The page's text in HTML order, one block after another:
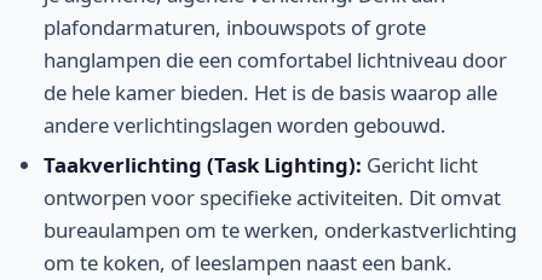
plafondarmaturen, inbouwspots of grote
hanglampen die een comfortabel lichtniveau door
de hele kamer bieden. Het is de basis waarop alle
andere verlichtingslagen worden gebouwd.
Taakverlichting (Task Lighting): Gericht licht
ontworpen voor specifieke activiteiten. Dit omvat
bureaulampen om te werken, onderkastverlichting
om te koken, of leeslampen naast een bank.